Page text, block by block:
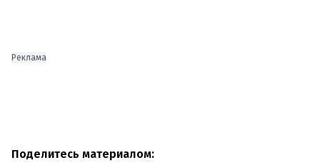
Реклама
Поделитесь материалом: